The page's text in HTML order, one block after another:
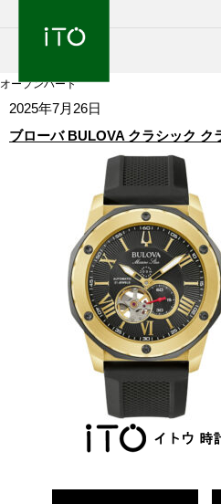
オープンハート
2025年7月26日
ブローバ BULOVA クラシック ク